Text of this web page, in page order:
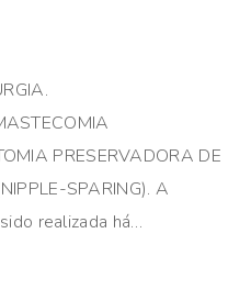
PRESERVADORA DE
SPARING). A
realizada há…